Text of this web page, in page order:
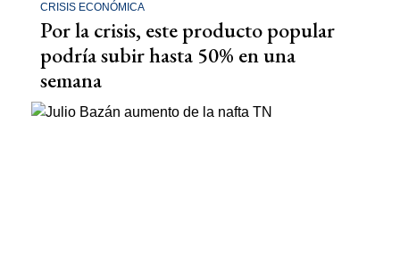
CRISIS ECONÓMICA
Por la crisis, este producto popular
podría subir hasta 50% en una
semana